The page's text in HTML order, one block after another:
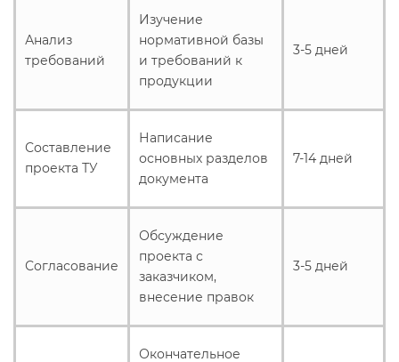
Анализ
требований
Изучение
нормативной базы
и требований к
продукции
3-5 дней
Составление
проекта ТУ
Написание
основных разделов
документа
7-14 дней
Согласование
Обсуждение
проекта с
заказчиком,
внесение правок
3-5 дней
Окончательное
Остальное
Декларирование пищевой
продукции (ТР ТС 021)
Декларирование алкогольной
продукции (ТР ЕАЭС 047)
Декларирование
электромагнитной
совместимости (ТР ТС 020)
Сертификация детских товаров
(ТР ТС 007)